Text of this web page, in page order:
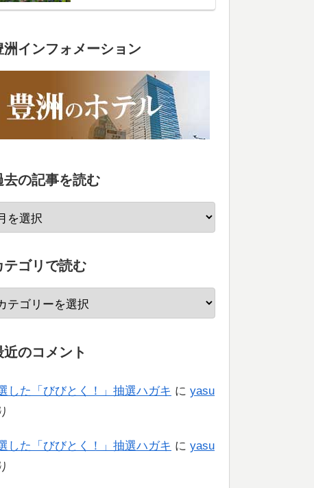
洲インフォメーション
去の記事を読む
テゴリで読む
近のコメント
した「びびとく！」抽選ハガキ に yasu
した「びびとく！」抽選ハガキ に yasu